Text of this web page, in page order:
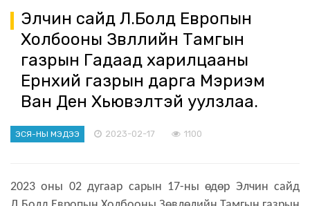
Элчин сайд Л.Болд Европын
Холбооны Зөвлөлийн Тамгын
газрын Гадаад харилцааны
Ерөнхий газрын дарга Мэриэм
Ван Ден Хьювэлтэй уулзлаа.
ЭСЯ-НЫ МЭДЭЭ 2023-02-17 1100
2023 оны 02 дугаар сарын 17-ны өдөр Элчин сайд